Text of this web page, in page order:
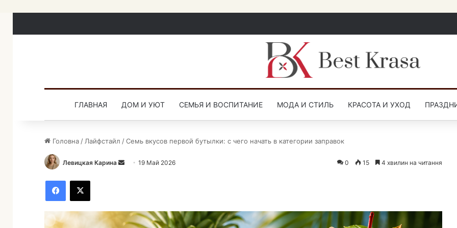
ГЛАВНАЯ ДОМ И УЮТ СЕМЬЯ И ВОСПИТАНИЕ МОДА И СТИЛЬ КРАСОТА И УХОД
Головна / Лайфстайл /Семь вкусов первой бутылки: с чего начать в категории заправок
Левицкая Карина
а
в
19 Май 2026 0 15 4 хвилин на читання